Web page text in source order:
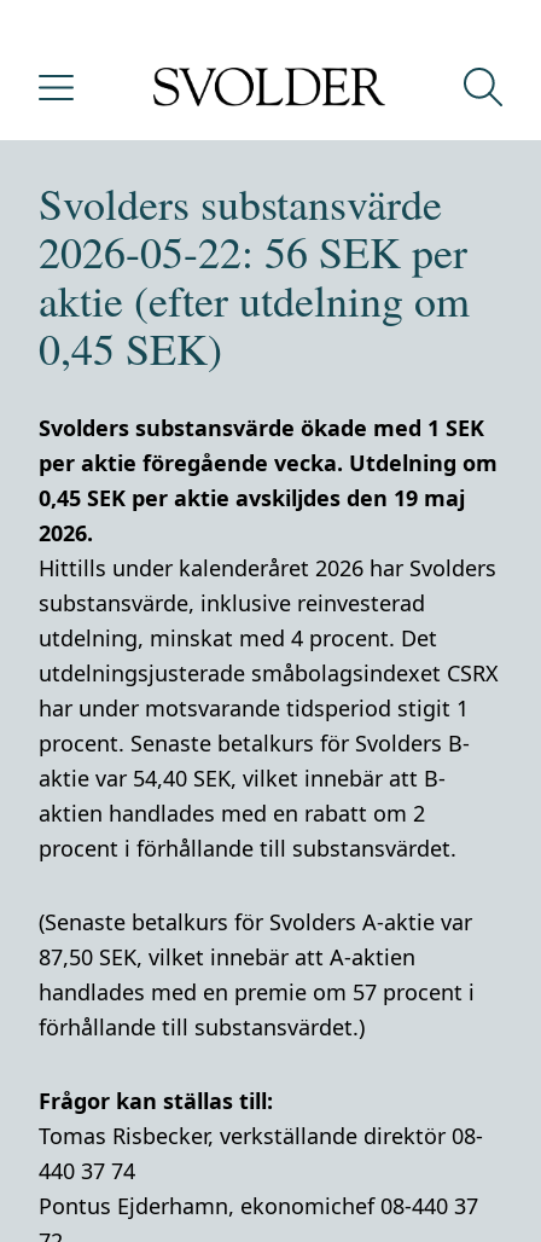
Svolders substansvärde
2026-05-22: 56 SEK per
aktie (efter utdelning om
0,45 SEK)
Svolders substansvärde ökade med 1 SEK
per aktie föregående vecka. Utdelning om
0,45 SEK per aktie avskiljdes den 19 maj
2026.
Hittills under kalenderåret 2026 har Svolders
substansvärde, inklusive reinvesterad
utdelning, minskat med 4 procent. Det
utdelningsjusterade småbolagsindexet CSRX
har under motsvarande tidsperiod stigit 1
procent. Senaste betalkurs för Svolders B-
aktie var 54,40 SEK, vilket innebär att B-
aktien handlades med en rabatt om 2
procent i förhållande till substansvärdet.
(Senaste betalkurs för Svolders A-aktie var
87,50 SEK, vilket innebär att A-aktien
handlades med en premie om 57 procent i
förhållande till substansvärdet.)
Frågor kan ställas till:
Tomas Risbecker, verkställande direktör 08-
440 37 74
Pontus Ejderhamn, ekonomichef 08-440 37